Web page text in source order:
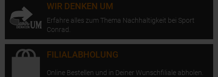
WIR DENKEN UM
Erfahre alles zum Thema Nachhaltigkeit bei Sport
Conrad.
FILIALABHOLUNG
Online Bestellen und in Deiner Wunschfiliale abholen.